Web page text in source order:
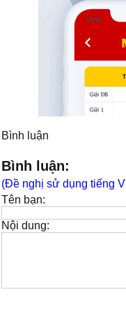
Bình luận
Bình luận:
(Đề nghị sử dụng tiếng
Tên bạn:
Nội dung: